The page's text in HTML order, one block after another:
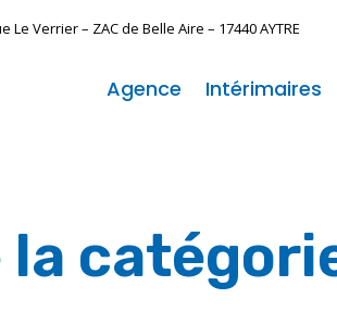
Le Verrier – ZAC de Belle Aire – 17440 AYTRE
Agence Intérimaires